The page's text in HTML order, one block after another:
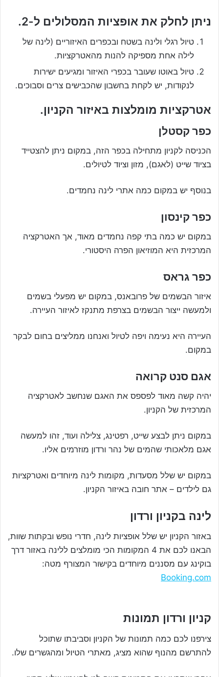
ניתן לחלק את אופציות המסלולים ל-2.
טיול רגלי ולינה בשטח ובכפרים האיזוריים (לינה של
לילה אחת מספיקה להנות מהאטרקציות.
טיול באוטו שעובר בכפרי האיזור ומגיעים ישירות
לנקודות, יש לקחת בחשבון שהכבישים צרים וסבוכים.
אטרקציות מומלצות באיזור הקניון.
כפר קסטלן
הכניסה לקניון מתחילה בכפר הזה, במקום ניתן להצטייד
בציוד שייט (לאגם), מזון וציוד לטיולים.
בנוסף יש במקום כמה אתרי לינה נחמדים.
כפר קינסון
במקום יש כמה בתי קפה נחמדים מאוד, אך האטרקציה
המרכזית היא המוזיאון הפרה היסטורי.
כפר גראס
איזור הבשמים של פרובאנס, במקום יש מפעלי בשמים
ולמעשה ייצור הבשמים בצרפת מתנקז לאיזור העיירה.
העיירה היא נעימה ויפה לטיול ואנחנו ממליצים בחום לבקר
במקום.
אגם סנט קרואה
יהיה קשה מאוד לפספס את האגם שנחשב לאטרקציה
המרכזית של הקניון.
במקום ניתן לבצע שייט, רפטינג, צלילה ועוד, זהו למעשה
אגם מלאכותי שהמים של נהר ורדון מוזרמים אליו.
במקום יש שלל מסעדות, מקומות לינה מיוחדים ואטרקציות
גם לילדים – אתר חובה באיזור הקניון.
לינה בקניון ורדון
באזור הקניון יש שלל אופציות לינה, חדרי נופש ובקתות שוות,
הבאנו לכם את 4 המקומות הכי מומלצים ללינה באזור דרך
בוקינג עם מסננים מיוחדים בקישור המצורף מטה:
Booking.com
קניון ורדון תמונות
צירפנו לכם כמה תמונות של הקניון וסביבתו שתוכל
להתרשם מהנוף שהוא מציג, מאתרי הטיול ומהגשרים שלו.